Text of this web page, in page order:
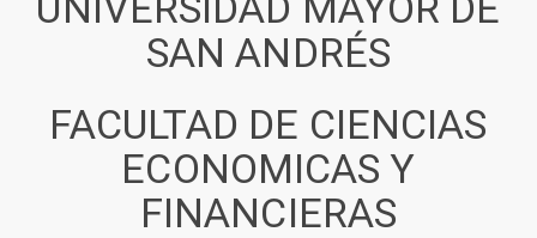
SAN ANDRÉS
FACULTAD DE CIENCIAS
ECONOMICAS Y
FINANCIERAS